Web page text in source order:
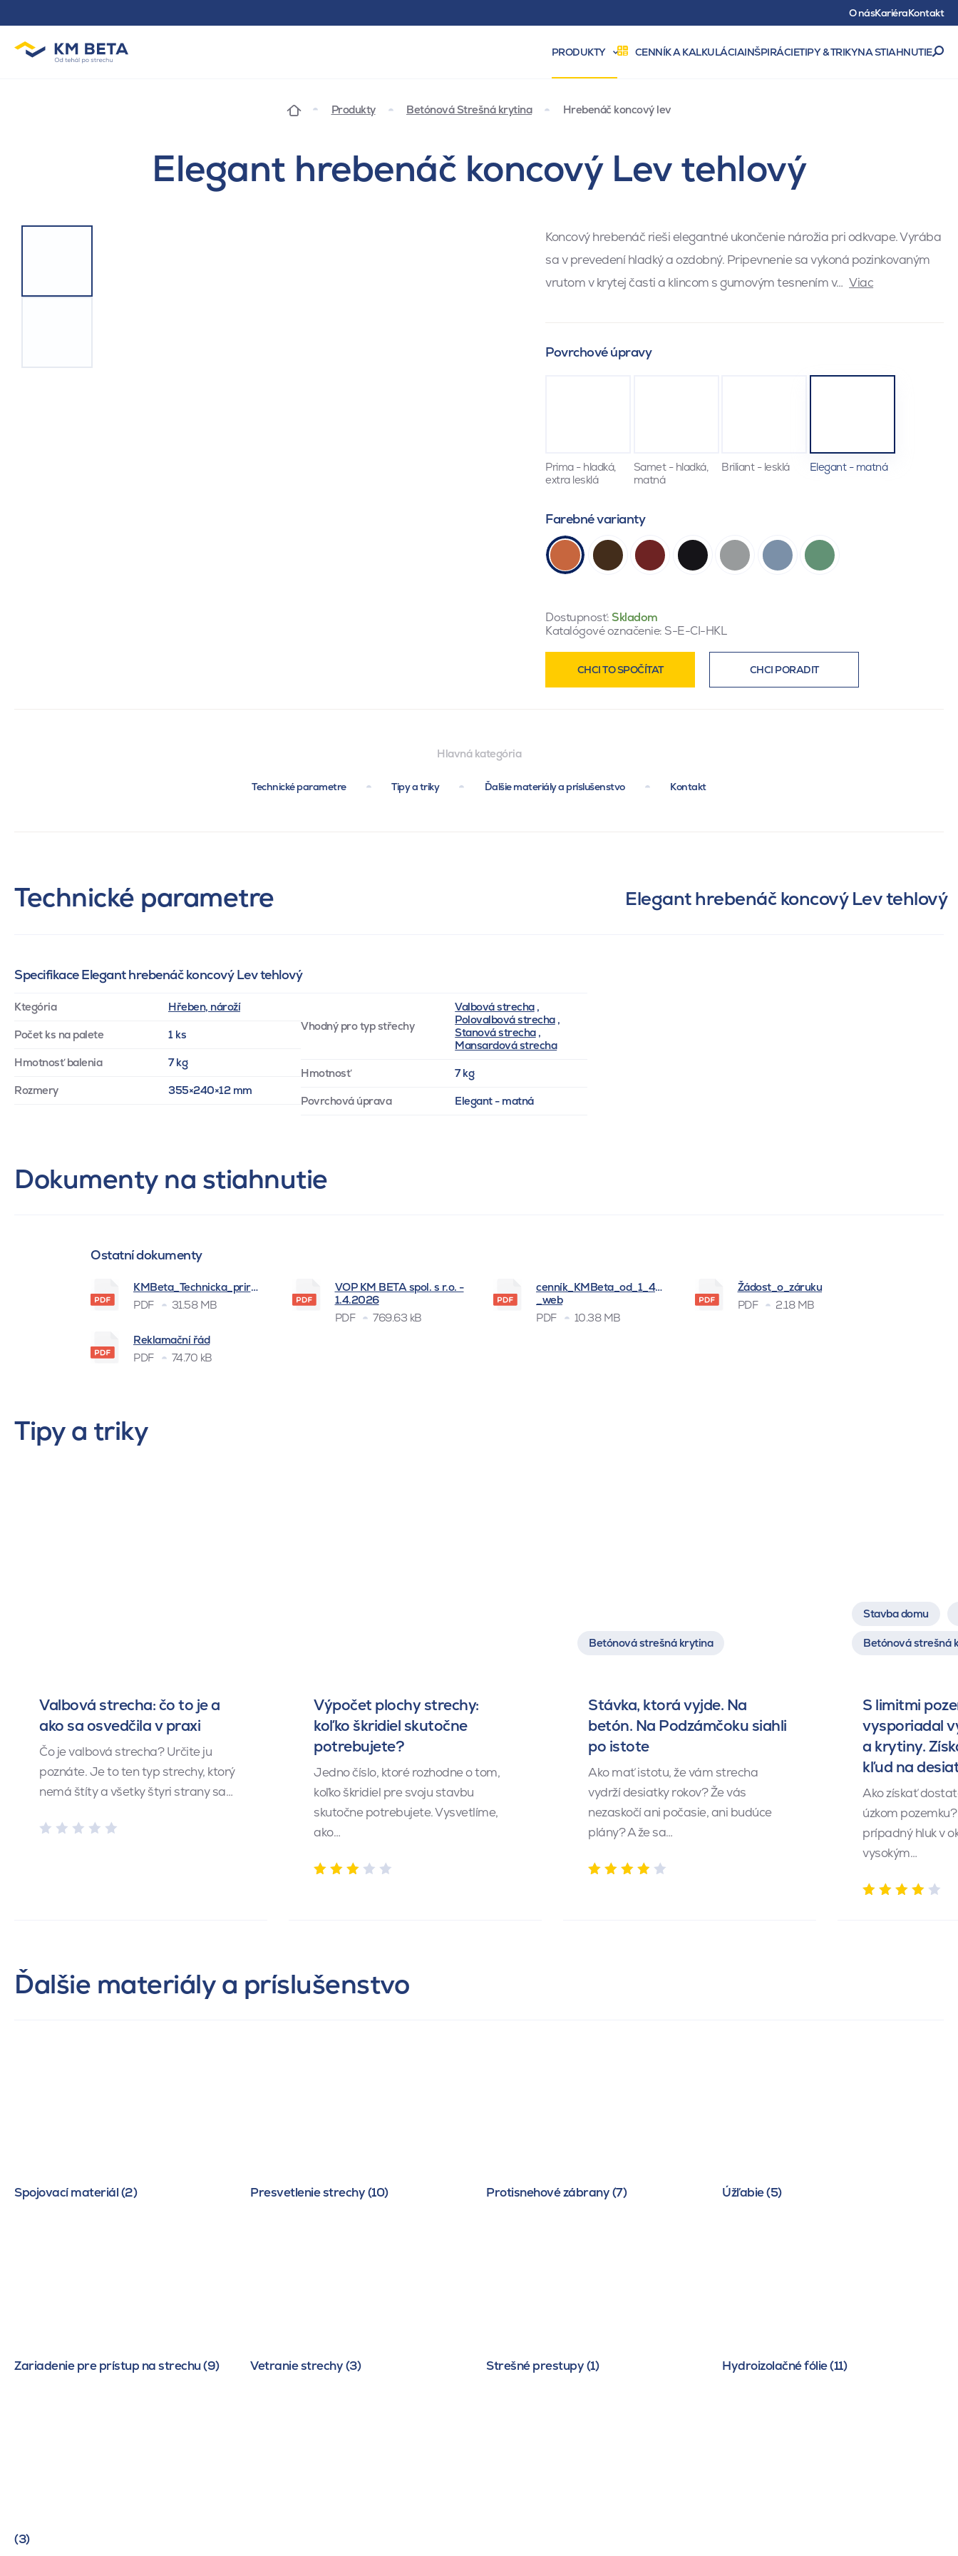
O násKariéraKontakt
PRODUKTY CENNÍK A KALKULÁCIAINŠPIRÁCIETIPY & TRIKYNA STIAHNUTIE
Produkty Betónová Strešná krytina Hrebenáč koncový lev
Elegant hrebenáč koncový Lev tehlový
Koncový hrebenáč rieši elegantné ukončenie nárožia pri odkvape. Vyrába
sa v prevedení hladký a ozdobný. Pripevnenie sa vykoná pozinkovaným
vrutom v krytej časti a klincom s gumovým tesnením v… Viac
Povrchové úpravy
Prima - hladká,
extra lesklá
Samet - hladká,
matná
Briliant - lesklá Elegant - matná
Farebné varianty
Dostupnosť: Skladom
Katalógové označenie: S-E-CI-HKL
CHCI TO SPOČÍTAT CHCI PORADIT
Hlavná kategória
Technické parametre Tipy a triky Ďalšie materiály a príslušenstvo Kontakt
Technické parametre Elegant hrebenáč koncový Lev tehlový
Specifikace Elegant hrebenáč koncový Lev tehlový
Ktegória Hřeben, nároží
Počet ks na palete 1 ks
Hmotnosť balenia 7 kg
Rozmery 355×240×12 mm
Vhodný pro typ střechy
Valbová strecha,
Polovalbová strecha,
Stanová strecha,
Mansardová strecha
Hmotnosť 7 kg
Povrchová úprava Elegant - matná
Dokumenty na stiahnutie
Ostatní dokumenty
KMBeta_Technicka_prirucka_BSK_
PDF
31.58 MB
VOP KM BETA spol. s r.o. -
1.4.2026
PDF
769.63 kB
cenník_KMBeta_od_1_4_2026
_web
PDF
10.38 MB
Žádost_o_záruku
PDF
2.18 MB
Reklamační řád
PDF
74.70 kB
Tipy a triky
Valbová strecha: čo to je a
ako sa osvedčila v praxi
Čo je valbová strecha? Určite ju
poznáte. Je to ten typ strechy, ktorý
nemá štíty a všetky štyri strany sa…
Výpočet plochy strechy:
koľko škridiel skutočne
potrebujete?
Jedno číslo, ktoré rozhodne o tom,
koľko škridiel pre svoju stavbu
skutočne potrebujete. Vysvetlíme,
ako…
Betónová strešná krytina
Stávka, ktorá vyjde. Na
betón. Na Podzámčoku siahli
po istote
Ako mať istotu, že vám strecha
vydrží desiatky rokov? Že vás
nezaskočí ani počasie, ani budúce
plány? A že sa…
Stavba domu
Betónová strešná
S limitmi
vysporiadal
a krytiny.
kľud na
Ako získať
úzkom
prípadný hluk v
vysokým…
Ďalšie materiály a príslušenstvo
Spojovací materiál (2) Presvetlenie strechy (10) Protisnehové zábrany (7) Úžľabie (5)
Zariadenie pre prístup na strechu (9) Vetranie strechy (3) Strešné prestupy (1) Hydroizolačné fólie (11)
(3)